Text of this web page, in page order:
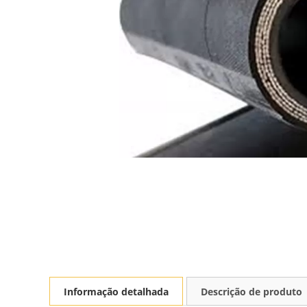
Informação detalhada Descrição de produto